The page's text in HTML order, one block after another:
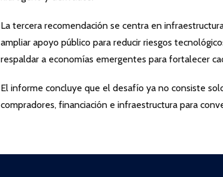
La tercera recomendación se centra en
ampliar apoyo público para reducir riesgos
respaldar a economías emergentes para fortalecer
El informe concluye que el desafío ya no consiste
compradores, financiación e infraestructura para